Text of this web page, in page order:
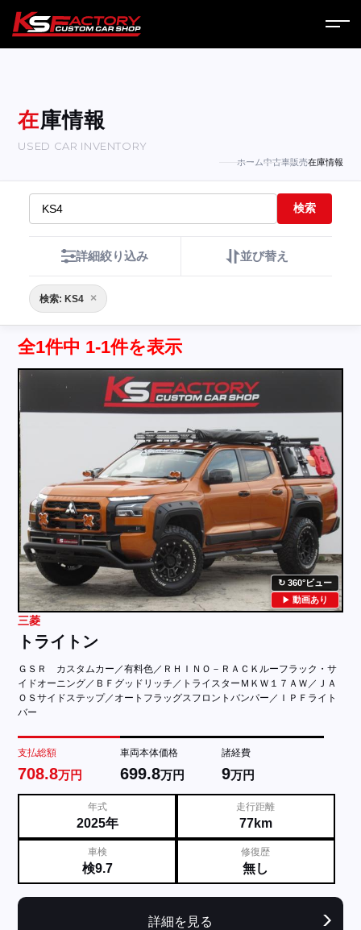
サービス
会社案内
コラム
店舗問い合わせ
在庫情報
USED CAR INVENTORY
ホーム中古車販売在庫情報
検索
詳細絞り込み 並び替え
検索: KS4 ×
全1件中 1-1件を表示
360°ビュー
動画あり
三菱
トライトン
ＧＳＲ カスタムカー／有料色／ＲＨＩＮＯ－ＲＡＣＫルーフラック・サ
イドオーニング／ＢＦグッドリッチ／トライスターＭＫＷ１７ＡＷ／ＪＡ
ＯＳサイドステップ／オートフラッグスフロントバンパー／ＩＰＦライト
バー
支払総額
708.8万円
車両本体価格
699.8万円
諸経費
9万円
年式
2025年
走行距離
77km
車検
検9.7
修復歴
無し
詳細を見る